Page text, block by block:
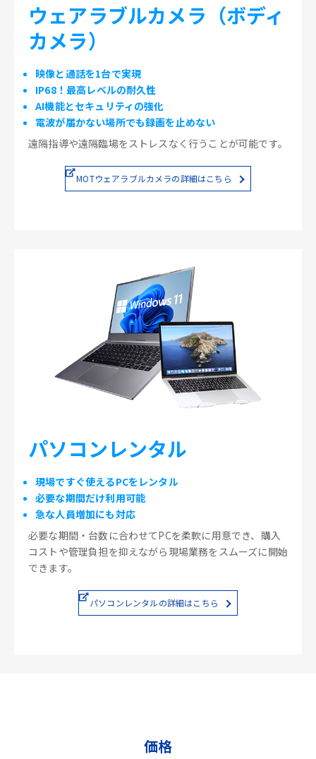
ウェアラブルカメラ（ボディ
カメラ）
映像と通話を1台で実現
IP68！最高レベルの耐久性
AI機能とセキュリティの強化
電波が届かない場所でも録画を止めない
遠隔指導や遠隔臨場をストレスなく行うことが可能です。
MOTウェアラブルカメラの詳細はこちら
パソコンレンタル
現場ですぐ使えるPCをレンタル
必要な期間だけ利用可能
急な人員増加にも対応
必要な期間・台数に合わせてPCを柔軟に用意でき、購入
コストや管理負担を抑えながら現場業務をスムーズに開始
できます。
パソコンレンタルの詳細はこちら
価格